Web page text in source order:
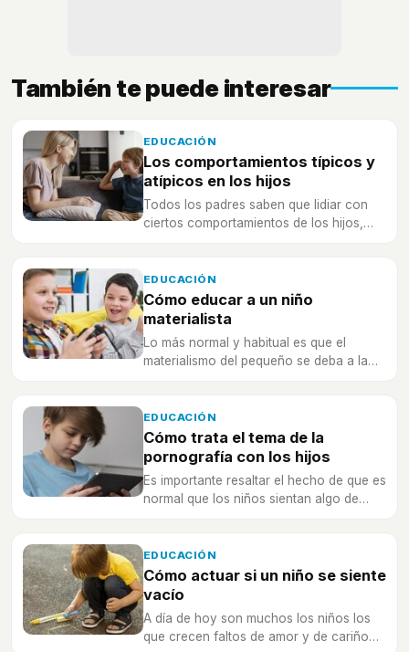
También te puede interesar
EDUCACIÓN
Los comportamientos típicos y
atípicos en los hijos
Todos los padres saben que lidiar con
ciertos comportamientos de los hijos,
EDUCACIÓN
Cómo educar a un niño
materialista
Lo más normal y habitual es que el
materialismo del pequeño se deba a la
EDUCACIÓN
Cómo trata el tema de la
pornografía con los hijos
Es importante resaltar el hecho de que es
normal que los niños sientan algo de
EDUCACIÓN
Cómo actuar si un niño se siente
vacío
A día de hoy son muchos los niños los
que crecen faltos de amor y de cariño